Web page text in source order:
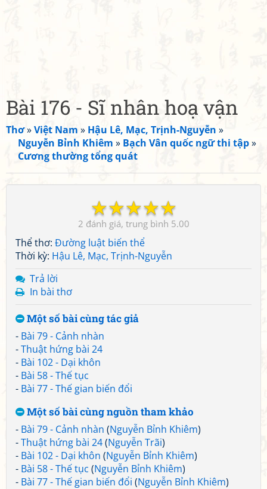
Bài 176 - Sĩ nhân hoạ vận
Thơ»Việt Nam » Hậu Lê, Mạc, Trịnh-Nguyễn »
Nguyễn Bỉnh Khiêm » Bạch Vân quốc ngữ thi tập»
Cương thường tổng quát
☆
☆
☆
☆
☆
2 5.00
Thể thơ: Đường luật biến thể
Thời kỳ: Hậu Lê, Mạc, Trịnh-Nguyễn
Trả lời
In bài thơ
Một số bài cùng tác giả
- Bài 79 - Cảnh nhàn
-Thuật hứng bài 24
- Bài 102 - Dại khôn
- Bài 58 - Thế tục
- Bài 77 - Thế gian biến đổi
Một số bài cùng nguồn tham khảo
- Bài 79 - Cảnh nhàn (Nguyễn Bỉnh Khiêm)
-Thuật hứng bài 24(Nguyễn Trãi)
- Bài 102 - Dại khôn (Nguyễn Bỉnh Khiêm)
- Bài 58 - Thế tục (Nguyễn Bỉnh Khiêm)
- Bài 77 - Thế gian biến đổi (Nguyễn Bỉnh Khiêm)